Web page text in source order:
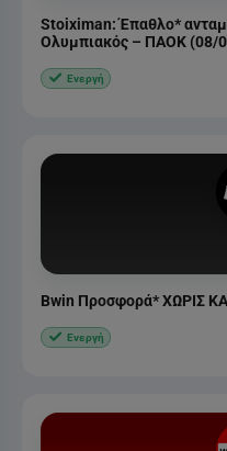
Stoiximan: Έπαθλο*
Ολυμπιακός – ΠΑΟΚ (08/
Ενεργή
Bwin Προσφορά* ΧΩΡΙΣ
Ενεργή